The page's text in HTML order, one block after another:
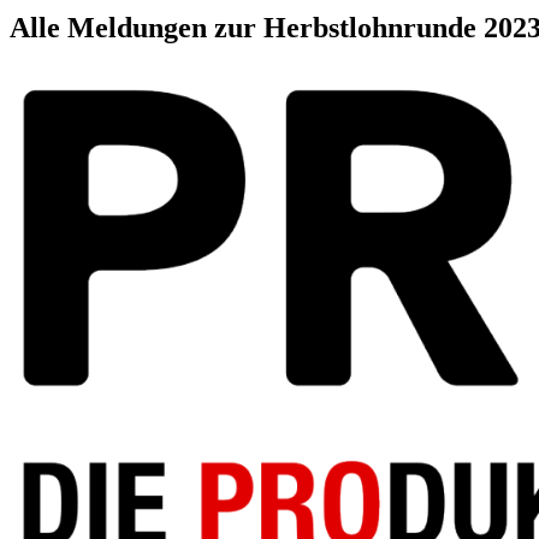
Alle Meldungen zur Herbstlohnrunde